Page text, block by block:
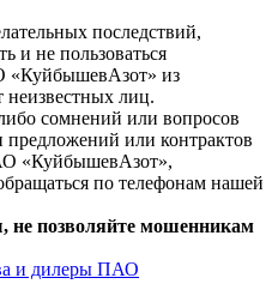
последствий,
и не пользоваться
из
неизвестных лиц.
сомнений или вопросов
или контрактов
«КуйбышевАзот»,
по телефонам нашей
не позволяйте мошенникам
и дилеры ПАО